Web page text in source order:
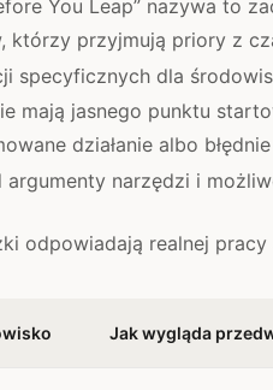
You Leap” nazywa to
którzy przyjmują priory z
specyficznych dla
mają jasnego punktu
działanie albo
argumenty narzędzi i
odpowiadają realnej pracy
Jak wygląda